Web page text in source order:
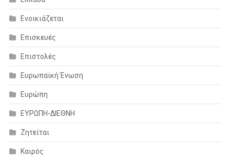
Ενοικιάζεται
Επισκευές
Επιστολές
Ευρωπαϊκή Ένωση
Ευρώπη
ΕΥΡΩΠΗ-ΔΙΕΘΝΗ
Ζητείται
Καιρός